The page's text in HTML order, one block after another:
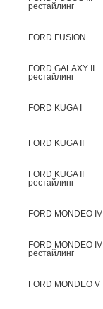
рестайлинг
FORD FUSION
FORD GALAXY II
рестайлинг
FORD KUGA I
FORD KUGA II
FORD KUGA II
рестайлинг
FORD MONDEO IV
FORD MONDEO IV
рестайлинг
FORD MONDEO V